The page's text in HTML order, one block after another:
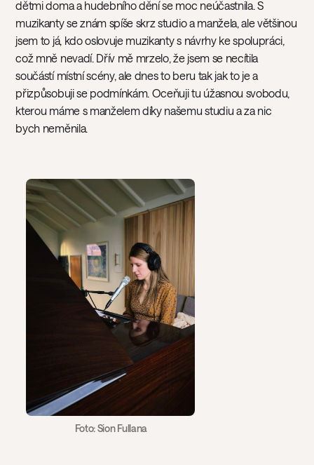
dětmi doma a hudebního dění se moc neúčastnila. S
muzikanty se znám spíše skrz studio a manžela, ale většinou
jsem to já, kdo oslovuje muzikanty s návrhy ke spolupráci,
což mně nevadí. Dřív mě mrzelo, že jsem se necítila
součástí místní scény, ale dnes to beru tak jak to je a
přizpůsobuji se podmínkám. Oceňuji tu úžasnou svobodu,
kterou máme s manželem díky našemu studiu a za nic
bych neměnila.
Foto: Sion Fullana